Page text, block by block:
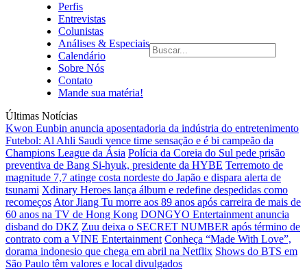
Perfis
Entrevistas
Colunistas
Análises & Especiais
Calendário
Sobre Nós
Contato
Mande sua matéria!
Últimas Notícias
Kwon Eunbin anuncia aposentadoria da indústria do entretenimento
Futebol: Al Ahli Saudi vence time sensação e é bi campeão da
Champions League da Ásia Polícia da Coreia do Sul pede prisão
preventiva de Bang Si-hyuk, presidente da HYBE Terremoto de
magnitude 7,7 atinge costa nordeste do Japão e dispara alerta de
tsunami Xdinary Heroes lança álbum e redefine despedidas como
recomeços Ator Jiang Tu morre aos 89 anos após carreira de mais de
60 anos na TV de Hong Kong DONGYO Entertainment anuncia
disband do DKZ Zuu deixa o SECRET NUMBER após término de
contrato com a VINE Entertainment Conheça “Made With Love”,
dorama indonesio que chega em abril na Netflix Shows do BTS em
São Paulo têm valores e local divulgados